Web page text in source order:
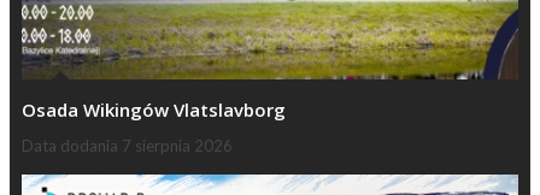
Osada Wikingów Vlatslavborg
Data dodania 7 sierpnia 2026